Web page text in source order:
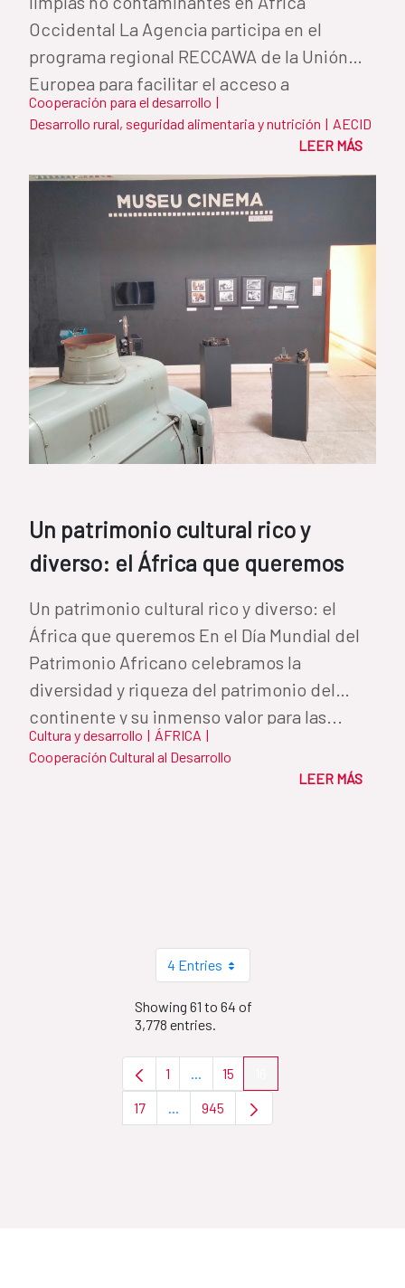
Occidental La Agencia participa en el
programa regional RECCAWA de la Unión
Europea para facilitar el acceso a
soluciones de...
Cooperación para el desarrollo |
Desarrollo rural, seguridad alimentaria y nutrición | AECID
LEER MÁS
Un patrimonio cultural rico y
diverso: el África que queremos
Un patrimonio cultural rico y diverso: el
África que queremos En el Día Mundial del
Patrimonio Africano celebramos la
diversidad y riqueza del patrimonio del
continente y su inmenso valor para las...
Cultura y desarrollo | ÁFRICA |
Cooperación Cultural al Desarrollo
LEER MÁS
4 Entries
Showing 61 to 64 of
3,778 entries.
Page
1 ...Intermediate Pages Use TAB to
Page
15
Page
17 ...Intermediate Pages Use TAB to
Page
945